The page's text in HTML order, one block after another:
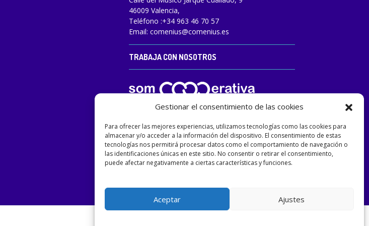
Gestionar el consentimiento de las cookies
Para ofrecer las mejores experiencias, utilizamos tecnologías como las cookies para
almacenar y/o acceder a la información del dispositivo. El consentimiento de estas
tecnologías nos permitirá procesar datos como el comportamiento de navegación o
las identificaciones únicas en este sitio. No consentir o retirar el consentimiento,
puede afectar negativamente a ciertas características y funciones.
Aceptar Ajustes
46009 Valencia,
Teléfono :+34 963 46 70 57
Email: comenius@comenius.es
TRABAJA CON NOSOTROS